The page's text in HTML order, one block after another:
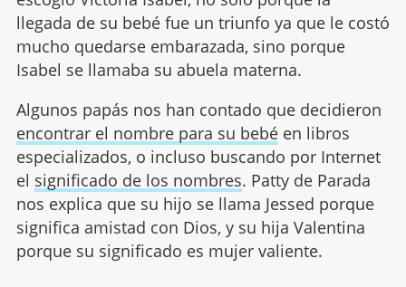
llegada de su bebé fue un triunfo ya que le costó
mucho quedarse embarazada, sino porque
Isabel se llamaba su abuela materna.
Algunos papás nos han contado que decidieron
encontrar el nombre para su bebéen libros
especializados, o incluso buscando por Internet
el significado de los nombres. Patty de Parada
nos explica que su hijo se llama Jessed porque
significa amistad con Dios, y su hija Valentina
porque su significado es mujer valiente.